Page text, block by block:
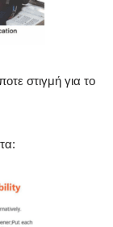
στιγμή για το